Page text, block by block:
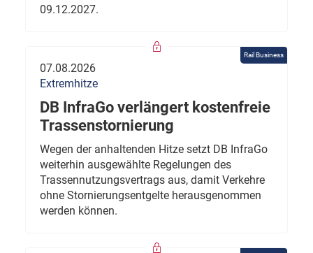
09.12.2027.
Rail Business
07.08.2026
Extremhitze
DB InfraGo verlängert kostenfreie
Trassenstornierung
Wegen der anhaltenden Hitze setzt DB InfraGo
weiterhin ausgewählte Regelungen des
Trassennutzungsvertrags aus, damit Verkehre
ohne Stornierungsentgelte herausgenommen
werden können.